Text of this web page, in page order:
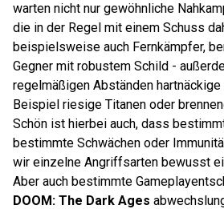
warten nicht nur gewöhnliche
die in der Regel mit einem Schuss
beispielsweise auch Fernkämpfer,
Gegner mit robustem Schild -
regelmäßigen Abständen
Beispiel riesige Titanen oder
Schön ist hierbei auch, dass
bestimmte Schwächen oder
wir einzelne Angriffsarten bewusst
Aber auch bestimmte
DOOM: The Dark Ages